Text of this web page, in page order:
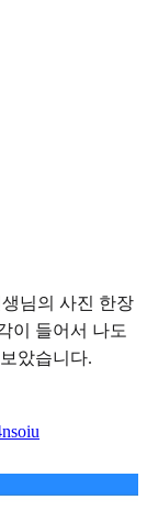
님의 사진 한장
이 들어서 나도
았습니다.